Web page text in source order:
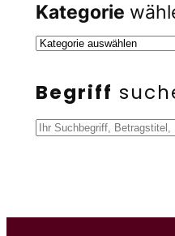
Kategorie
Begriff
S
n